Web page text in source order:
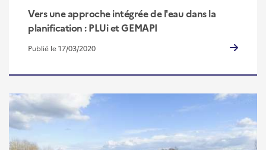
Vers une approche intégrée de l'eau dans la
planification : PLUi et GEMAPI
Publié le 17/03/2020